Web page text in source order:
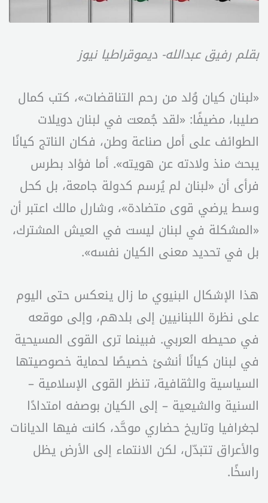
بقلم رفيق عبدالله- ديموقراطيا نيوز
«لبنان كيان وُلد من رحم التناقضات»، كتب كمال
صليبا، مضيفًا: «لقد جُمعت في لبنان دويلات
الطوائف على أمل صناعة وطن، فكان الناتج كيانًا
يبحث منذ ولادته عن هويته». أما فؤاد بطرس
فرأى أن «لبنان لم يُرسم كدولة جامعة، بل كحل
وسط يرضي قوى متضادة»، وشارل مالك اعتبر أن
«المشكلة في لبنان ليست في العيش المشترك،
بل في تحديد معنى الكيان نفسه».
هذا الإشكال البنيوي ما زال ينعكس حتى اليوم
على نظرة اللبنانيين إلى بلدهم، وإلى موقعه
في محيطه العربي. فبينما ترى القوى المسيحية
في لبنان كيانًا أنشئ خصيصًا لحماية خصوصيتها
السياسية والثقافية، تنظر القوى الإسلامية –
السنية والشيعية – إلى الكيان بوصفه امتدادًا
لجغرافيا وتاريخ حضاري موحَّد، كانت فيها الديانات
والأعراق تتبدّل، لكن الانتماء إلى الأرض يظل
راسخًا.